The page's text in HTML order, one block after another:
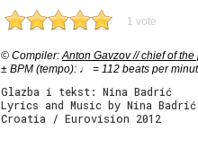
1 vote
© Compiler:Anton Gavzov // chief of the
± BPM (tempo): ♩ = 112 beats per
Glazba i tekst: Nina Badrić
Lyrics and Music by Nina Badrić
Croatia / Eurovision 2012